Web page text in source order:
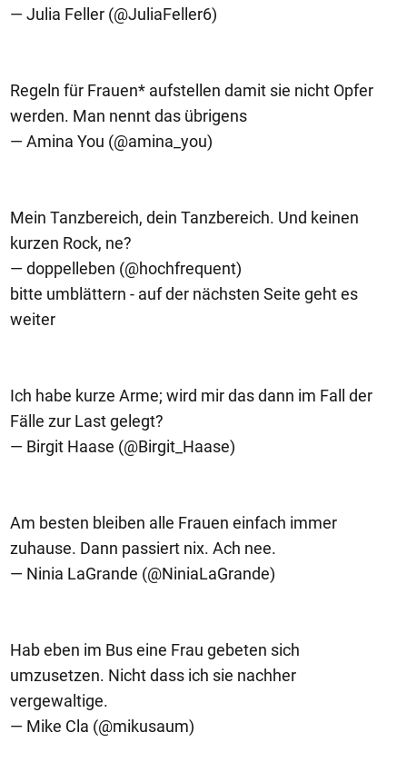
— Julia Feller (@JuliaFeller6)
Regeln für Frauen* aufstellen damit sie nicht Opfer
werden. Man nennt das übrigens
— Amina You (@amina_you)
Mein Tanzbereich, dein Tanzbereich. Und keinen
kurzen Rock, ne?
— doppelleben (@hochfrequent)
bitte umblättern - auf der nächsten Seite geht es
weiter
Ich habe kurze Arme; wird mir das dann im Fall der
Fälle zur Last gelegt?
— Birgit Haase (@Birgit_Haase)
Am besten bleiben alle Frauen einfach immer
zuhause. Dann passiert nix. Ach nee.
— Ninia LaGrande (@NiniaLaGrande)
Hab eben im Bus eine Frau gebeten sich
umzusetzen. Nicht dass ich sie nachher
vergewaltige.
— Mike Cla (@mikusaum)